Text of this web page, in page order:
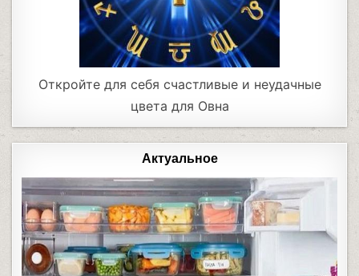
Откройте для себя счастливые и неудачные
цвета для Овна
Актуальное